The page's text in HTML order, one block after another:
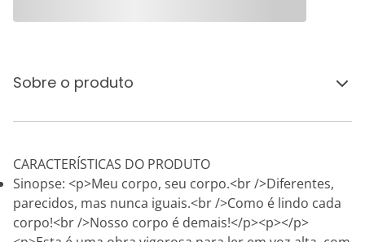
Sobre o produto
CARACTERÍSTICAS DO PRODUTO
Sinopse: <p>Meu corpo, seu corpo.<br />Diferentes,
parecidos, mas nunca iguais.<br />Como é lindo cada
corpo!<br />Nosso corpo é demais!</p><p></p>